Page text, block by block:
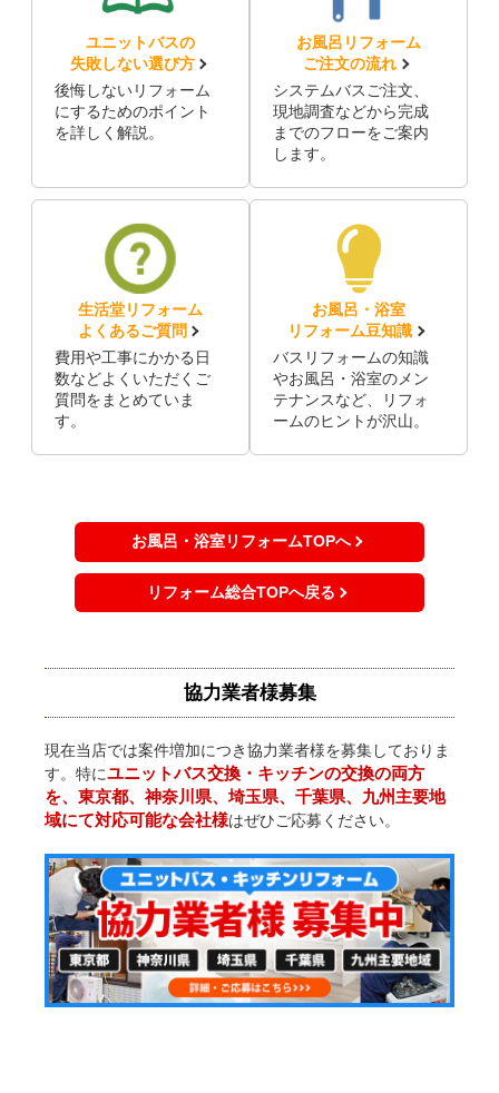
ユニットバスの
失敗しない選び方
後悔しないリフォーム
にするためのポイント
を詳しく解説。
お風呂リフォーム
ご注文の流れ
システムバスご注文、
現地調査などから完成
までのフローをご案内
します。
生活堂リフォーム
よくあるご質問
費用や工事にかかる日
数などよくいただくご
質問をまとめていま
す。
お風呂・浴室
リフォーム豆知識
バスリフォームの知識
やお風呂・浴室のメン
テナンスなど、リフォ
ームのヒントが沢山。
お風呂・浴室リフォームTOPへ
リフォーム総合TOPへ戻る
協力業者様募集
現在当店では案件増加につき協力業者様を募集しておりま
す。特にユニットバス交換・キッチンの交換の両方
を、東京都、神奈川県、埼玉県、千葉県、九州主要地
域にて対応可能な会社様はぜひご応募ください。